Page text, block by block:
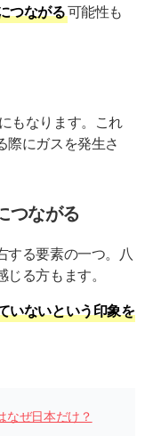
つながる可能性も
にもなります。これ
際にガスを発生さ
つながる
する要素の一つ。八
る方もます。
いないという印象を
なぜ日本だけ？